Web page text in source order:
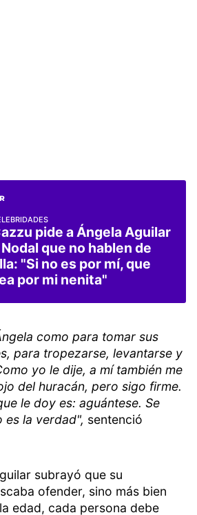
pide a Ángela Aguilar
que no hablen de
"Si no es por mí, que
por mi nenita"
como para tomar sus
para tropezarse, levantarse y
yo le dije, a mí también me
del huracán, pero sigo firme.
le doy es: aguántese. Se
es la verdad", sentenció
subrayó que su
ofender, sino más bien
edad, cada persona debe